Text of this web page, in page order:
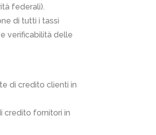
federali).
di tutti i tassi
verificabilità delle
di credito clienti in
credito fornitori in